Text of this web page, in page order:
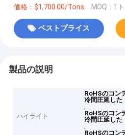
価格：$1,700.00/Tons MOQ：1
ベストプライス
製品の説明
ハイライト
RoHSのコン
冷間圧延した
,
RoHSのコン
冷間圧延した
,
RoHSのコン